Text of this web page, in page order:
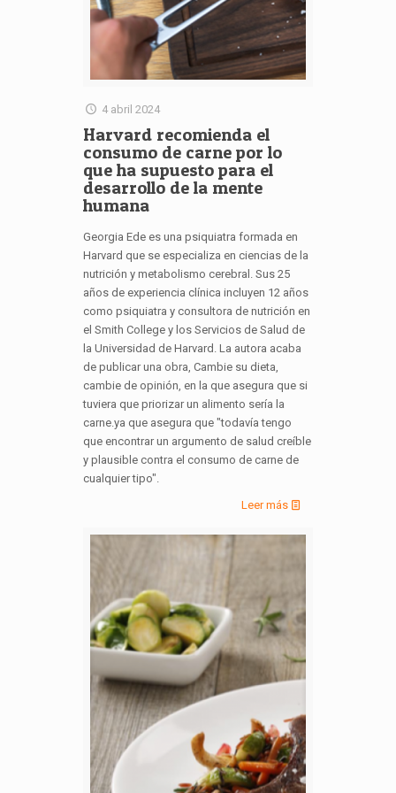
4 abril 2024
Harvard recomienda el
consumo de carne por lo
que ha supuesto para el
desarrollo de la mente
humana
Georgia Ede es una psiquiatra formada en
Harvard que se especializa en ciencias de la
nutrición y metabolismo cerebral. Sus 25
años de experiencia clínica incluyen 12 años
como psiquiatra y consultora de nutrición en
el Smith College y los Servicios de Salud de
la Universidad de Harvard. La autora acaba
de publicar una obra, Cambie su dieta,
cambie de opinión, en la que asegura que si
tuviera que priorizar un alimento sería la
carne.ya que asegura que "todavía tengo
que encontrar un argumento de salud creíble
y plausible contra el consumo de carne de
cualquier tipo".
Leer más